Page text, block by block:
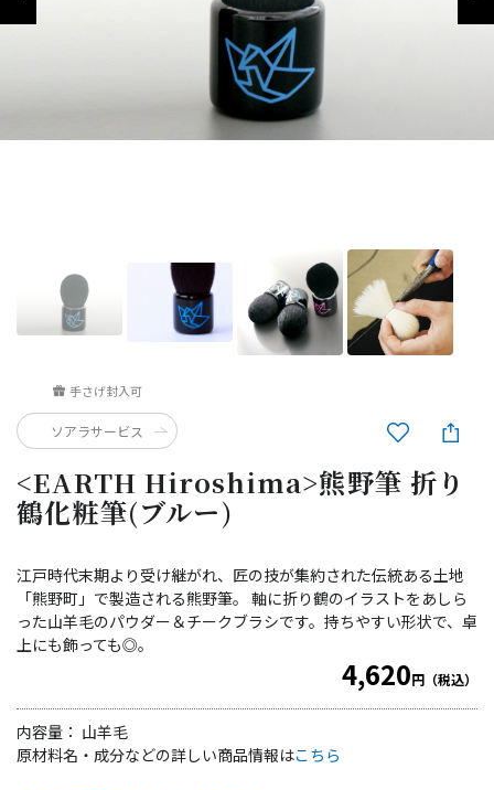
<EARTH Hiroshima>熊野筆 折り
鶴化粧筆(ブルー)
手さげ封入可
江戸時代末期より受け継がれ、匠の技が集約された伝統ある土地
「熊野町」で製造される熊野筆。 軸に折り鶴のイラストをあしら
った山羊毛のパウダー＆チークブラシです。持ちやすい形状で、卓
上にも飾っても◎。
4,620円（税込）
内容量： 山羊毛
原材料名・成分などの詳しい商品情報はこちら
ソアラサービス